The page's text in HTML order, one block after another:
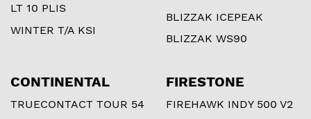
LT 10 PLIS
WINTER T/A KSI
BLIZZAK ICEPEAK
BLIZZAK WS90
CONTINENTAL
TRUECONTACT TOUR 54
FIRESTONE
FIREHAWK INDY 500 V2